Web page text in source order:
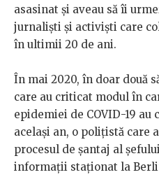
asasinat și aveau să îi
jurnaliști și activiști care
în ultimii 20 de ani.
În mai 2020, în doar două
care au criticat modul în
epidemiei de COVID-19 au
același an, o polițistă care
procesul de șantaj al
informații staționat la